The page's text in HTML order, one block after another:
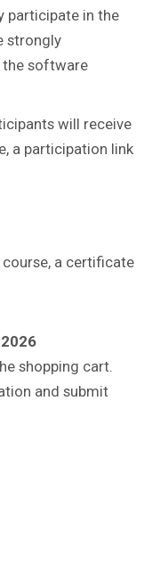
participate in the
strongly
the software
will receive
a participation link
a certificate
shopping cart.
and submit